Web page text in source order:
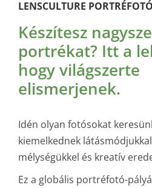
LENSCULTURE
Készítesz
portrékat? Itt a
hogy világszerte
elismerjenek.
Idén olyan fotósokat
kiemelkednek
mélységükkel és kreatív
Ez a globális portréfotó-